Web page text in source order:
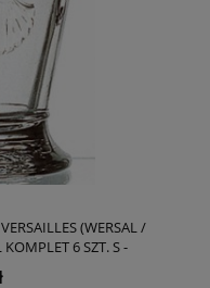
(WERSAL /
6 SZT. S -